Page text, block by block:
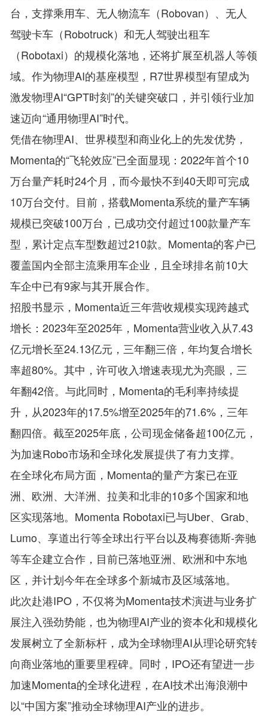
台，支撑乘用车、无人物流车（Robovan）、无人
驾驶卡车（Robotruck）和无人驾驶出租车
（Robotaxi）的规模化落地，还将扩展至机器人等领
域。作为物理AI的基座模型，R7世界模型有望成为
激发物理AI“GPT时刻”的关键突破口，并引领行业加
速迈向“通用物理AI”时代。
凭借在物理AI、世界模型和商业化上的先发优势，
Momenta的“飞轮效应”已全面显现：2022年首个10
万台量产耗时24个月，而今最快不到40天即可完成
10万台交付。目前，搭载Momenta系统的量产车辆
规模已突破100万台，已成功交付超过100款量产车
型，累计定点车型数超过210款。Momenta的客户已
覆盖国内全部主流乘用车企业，且全球排名前10大
车企中已有9家与其开展合作。
招股书显示，Momenta近三年营收规模实现跨越式
增长：2023年至2025年，Momenta营业收入从7.43
亿元增长至24.13亿元，三年翻三倍，年均复合增长
率超80%。其中，许可收入增速表现尤为亮眼，三
年翻42倍。与此同时，Momenta的毛利率持续提
升，从2023年的17.5%增至2025年的71.6%，三年
翻四倍。截至2025年底，公司现金储备超100亿元，
为加速Robo市场和全球化发展提供了有力支撑。
在全球化布局方面，Momenta的量产方案已在亚
洲、欧洲、大洋洲、拉美和北非的10多个国家和地
区实现落地。Momenta Robotaxi已与Uber、Grab、
Lumo、享道出行等全球出行平台以及梅赛德斯-奔驰
等车企建立合作，目前已落地亚洲、欧洲和中东地
区，并计划今年在全球多个新城市及区域落地。
此次赴港IPO，不仅将为Momenta技术演进与业务扩
展注入强劲势能，也为物理AI产业的资本化和规模化
发展树立了全新标杆，成为全球物理AI从理论研究转
向商业落地的重要里程碑。同时，IPO还有望进一步
加速Momenta的全球化进程，在AI技术出海浪潮中
以“中国方案”推动全球物理AI产业的进步。